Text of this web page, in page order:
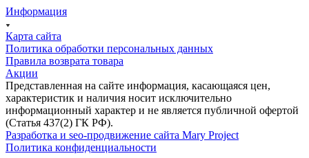
Информация
Карта сайта
Политика обработки персональных данных
Правила возврата товара
Акции
Представленная на сайте информация, касающаяся цен,
характеристик и наличия носит исключительно
информационный характер и не является публичной офертой
(Статья 437(2) ГК РФ).
Разработка и seo-продвижение сайта Mary Project
Политика конфиденциальности